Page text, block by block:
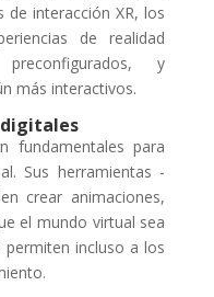
de interacción XR, los
de realidad
y
más interactivos.
fundamentales para
Sus herramientas -
crear animaciones,
el mundo virtual sea
permiten incluso a los